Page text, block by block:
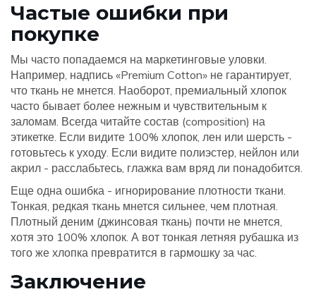
Частые ошибки при
покупке
Мы часто попадаемся на маркетинговые уловки.
Например, надпись «Premium Cotton» не гарантирует,
что ткань не мнется. Наоборот, премиальный хлопок
часто бывает более нежным и чувствительным к
заломам. Всегда читайте состав (composition) на
этикетке. Если видите 100% хлопок, лен или шерсть -
готовьтесь к уходу. Если видите полиэстер, нейлон или
акрил - расслабьтесь, глажка вам вряд ли понадобится.
Еще одна ошибка - игнорирование плотности ткани.
Тонкая, редкая ткань мнется сильнее, чем плотная.
Плотный деним (джинсовая ткань) почти не мнется,
хотя это 100% хлопок. А вот тонкая летняя рубашка из
того же хлопка превратится в гармошку за час.
Заключение